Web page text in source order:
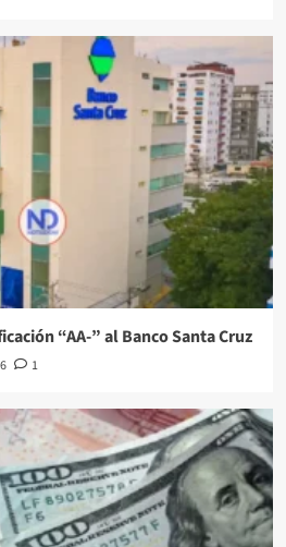
“AA-” al Banco Santa Cruz
1